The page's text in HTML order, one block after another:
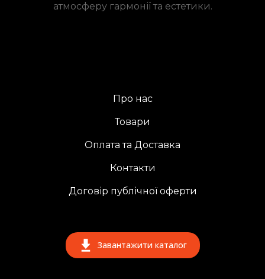
атмосферу гармонії та естетики.
Про нас
Товари
Оплата та Доставка
Контакти
Договір публічної оферти
Завантажити каталог